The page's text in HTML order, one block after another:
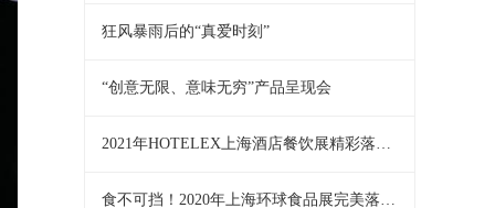
区选手报名开始啦!
狂风暴雨后的“真爱时刻”
“创意无限、意味无穷”产品呈现会
2021年HOTELEX上海酒店餐饮展精彩落
幕！
食不可挡！2020年上海环球食品展完美落